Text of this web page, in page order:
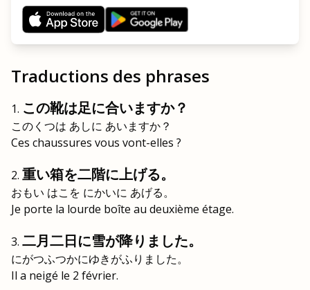
Traductions des phrases
この靴は足に合いますか？
このくつは あしに あいますか？
Ces chaussures vous vont-elles ?
重い箱を二階に上げる。
おもい はこを にかいに あげる。
Je porte la lourde boîte au deuxième étage.
二月二日に雪が降りました。
にがつふつかにゆきがふりました。
Il a neigé le 2 février.